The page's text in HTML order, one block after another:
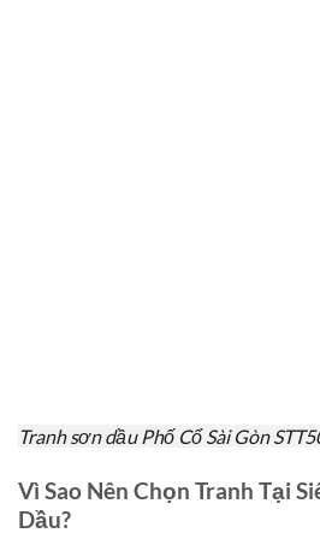
Tranh sơn dầu Phố Cổ Sài Gòn
Vì Sao Nên Chọn Tranh Tại
Dầu?